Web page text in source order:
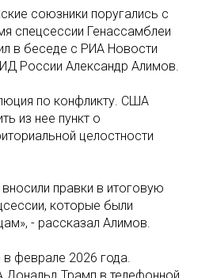
союзники поругались с
спецсессии Генассамблеи
в беседе с РИА Новости
России Александр Алимов.
по конфликту. США
из нее пункт о
целостности
правки в итоговую
которые были
- рассказал Алимов.
феврале 2026 года.
Дональд Трамп в телефонной